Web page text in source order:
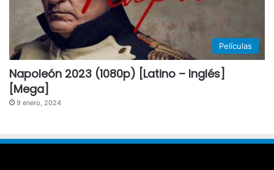
Películas
Napoleón 2023 (1080p) [Latino – Inglés]
[Mega]
9 enero, 2024